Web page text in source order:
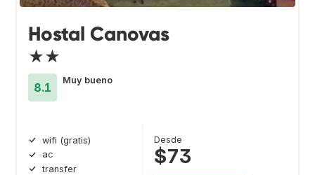
Hostal Canovas
★★
8.1
Muy bueno
wifi (gratis)
ac
transfer
Desde
$73